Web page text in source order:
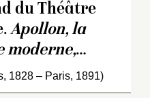
du Théâtre
Apollon, la
moderne,…
1828 – Paris, 1891)